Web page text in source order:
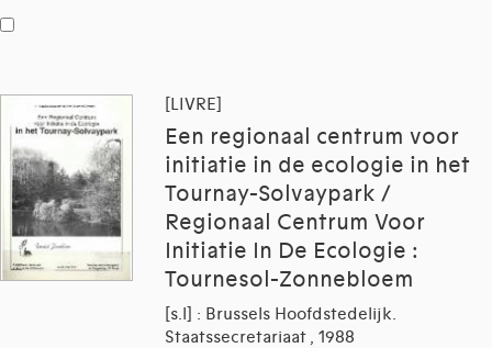
[LIVRE]
Een regionaal centrum voor
initiatie in de ecologie in het
Tournay-Solvaypark /
Regionaal Centrum Voor
Initiatie In De Ecologie :
Tournesol-Zonnebloem
[s.l] : Brussels Hoofdstedelijk.
Staatssecretariaat , 1988